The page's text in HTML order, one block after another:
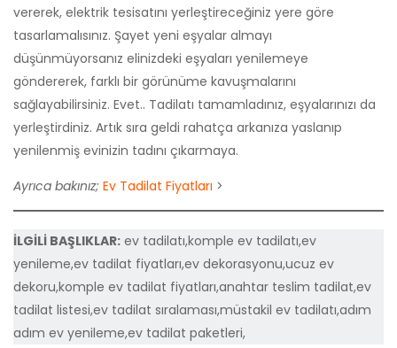
vererek, elektrik tesisatını yerleştireceğiniz yere göre
tasarlamalısınız. Şayet yeni eşyalar almayı
düşünmüyorsanız elinizdeki eşyaları yenilemeye
göndererek, farklı bir görünüme kavuşmalarını
sağlayabilirsiniz. Evet.. Tadilatı tamamladınız, eşyalarınızı da
yerleştirdiniz. Artık sıra geldi rahatça arkanıza yaslanıp
yenilenmiş evinizin tadını çıkarmaya.
Ayrıca bakınız; Ev Tadilat Fiyatları >
İLGİLİ BAŞLIKLAR: ev tadilatı,komple ev tadilatı,ev
yenileme,ev tadilat fiyatları,ev dekorasyonu,ucuz ev
dekoru,komple ev tadilat fiyatları,anahtar teslim tadilat,ev
tadilat listesi,ev tadilat sıralaması,müstakil ev tadilatı,adım
adım ev yenileme,ev tadilat paketleri,